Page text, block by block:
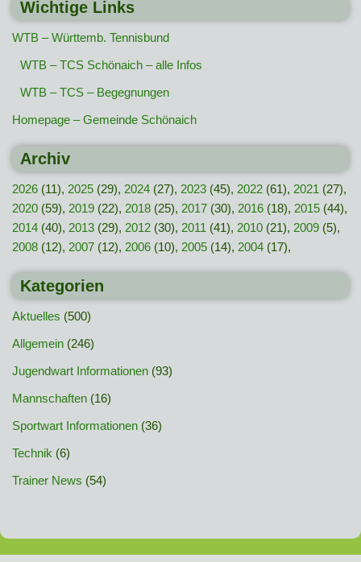
Wichtige Links
WTB – Württemb. Tennisbund
WTB – TCS Schönaich – alle Infos
WTB – TCS – Begegnungen
Homepage – Gemeinde Schönaich
Archiv
2026 (11), 2025 (29), 2024 (27), 2023 (45), 2022 (61), 2021 (27),
2020 (59), 2019 (22), 2018 (25), 2017 (30), 2016 (18), 2015 (44),
2014 (40), 2013 (29), 2012 (30), 2011 (41), 2010 (21), 2009 (5),
2008 (12), 2007 (12), 2006 (10), 2005 (14), 2004 (17),
Kategorien
Aktuelles (500)
Allgemein (246)
Jugendwart Informationen (93)
Mannschaften (16)
Sportwart Informationen (36)
Technik (6)
Trainer News (54)